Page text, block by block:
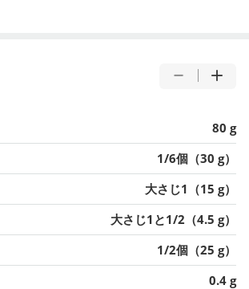
80 g
1/6個（30 g）
大さじ1（15 g）
大さじ1と1/2（4.5 g）
1/2個（25 g）
0.4 g